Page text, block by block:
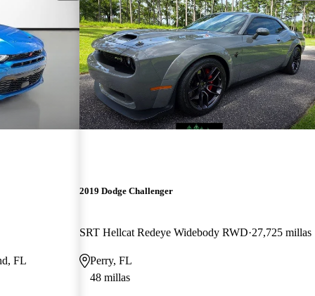
FL
2019 Dodge Challenger
SRT Hellcat Redeye Widebody RWD 27,725 millas
Perry, FL
48 millas